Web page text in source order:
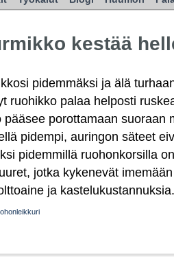
kestää
pidemmäksi ja älä
ruohikko palaa helposti
pääsee porottamaan suoraan
pidempi, auringon säteet
pidemmillä ruohonkorsilla
jotka kykenevät
ja kastelukustannuksia.